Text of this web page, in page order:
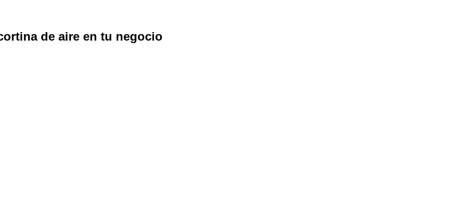
de aire en tu negocio